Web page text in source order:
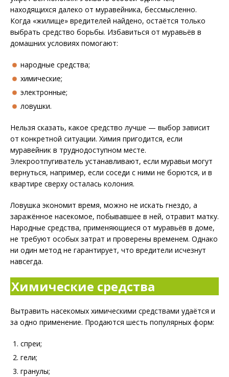
находящихся далеко от муравейника, бессмысленно.
Когда «жилище» вредителей найдено, остаётся только
выбрать средство борьбы. Избавиться от муравьёв в
домашних условиях помогают:
народные средства;
химические;
электронные;
ловушки.
Нельзя сказать, какое средство лучше — выбор зависит
от конкретной ситуации. Химия пригодится, если
муравейник в труднодоступном месте.
Элекроотпугиватель устанавливают, если муравьи могут
вернуться, например, если соседи с ними не борются, и в
квартире сверху осталась колония.
Ловушка экономит время, можно не искать гнездо, а
заражённое насекомое, побывавшее в ней, отравит матку.
Народные средства, применяющиеся от муравьёв в доме,
не требуют особых затрат и проверены временем. Однако
ни один метод не гарантирует, что вредители исчезнут
навсегда.
Химические средства
Вытравить насекомых химическими средствами удаётся и
за одно применение. Продаются шесть популярных форм:
спреи;
гели;
гранулы;